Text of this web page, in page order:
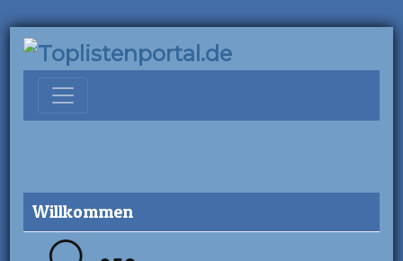
Willkommen